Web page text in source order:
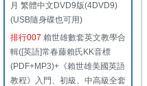
月 繁體中文DVD9版(4DVD9)
(USB隨身碟也可用)
排行007 賴世雄數套英文教學合
輯([英語]常春藤賴氏KK音標
(PDF+MP3)+《賴世雄美國英語
教程》入門、初級、中高級全套